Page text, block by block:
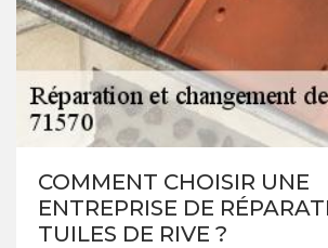
COMMENT CHOISIR UNE
ENTREPRISE DE
TUILES DE RIVE ?